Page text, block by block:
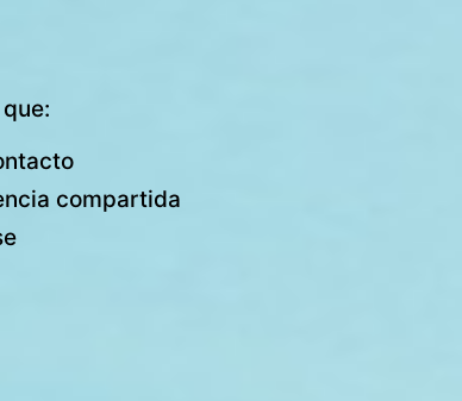
compartida